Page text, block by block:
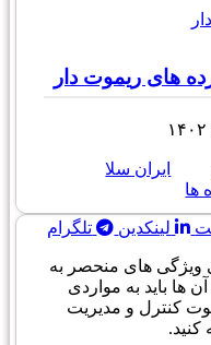
های ریموت دار
ایران سلا
ها
لینکدین تلگرام
ویژگی های منحصر به
ها باید به مواردی
کنترل و مدیریت
کنید.